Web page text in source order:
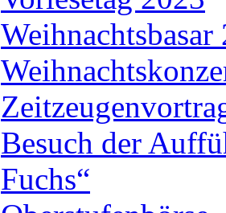
Weihnachtsbasar
Besuch der
Fuchs“